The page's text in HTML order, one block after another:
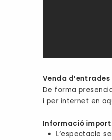
Venda d’entrades
De forma
i per internet en
Informació
L’espectacle